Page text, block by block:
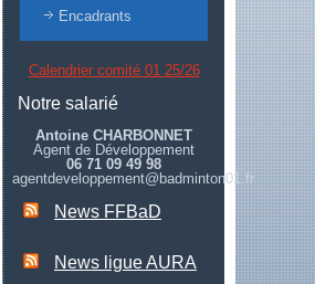
Encadrants
Calendrier comité 01 25/26
Notre salarié
Antoine CHARBONNET
Agent de Développement
06 71 09 49 98
agentdeveloppement@badminton01.fr
News FFBaD
News ligue AURA